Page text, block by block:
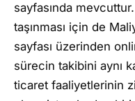
sayfasında
taşınması için de
sayfası üzerinden
sürecin takibini aynı
ticaret faaliyetlerinin